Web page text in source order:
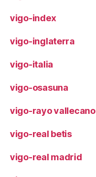
vigo-index
vigo-inglaterra
vigo-italia
vigo-osasuna
vigo-rayo vallecano
vigo-real betis
vigo-real madrid